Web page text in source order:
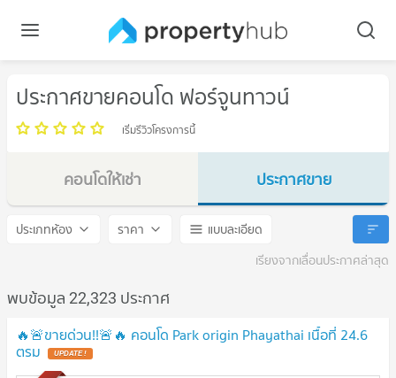
ประกาศขายคอนโด ฟอร์จูนทาวน์
เริ่มรีวิวโครงการนี้
คอนโดให้เช่า
ประกาศขาย
ประเภทห้อง ราคา
แบบละเอียด
เรียงจากเลื่อนประกาศล่าสุด
พบข้อมูล 22,323 ประกาศ
🔥🚨ขายด่วน!!🚨🔥 คอนโด Park origin Phayathai เนื้อที่ 24.6
ตรม UPDATE !